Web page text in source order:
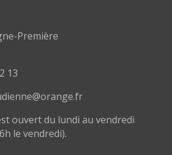
Première
13
ouvert du lundi au vendredi
le vendredi).